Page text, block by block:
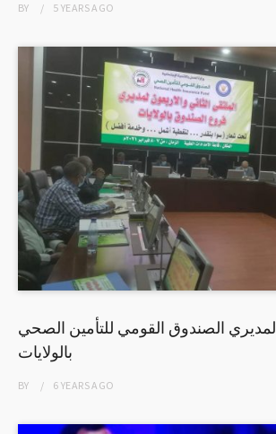
BY 5 YEARSAGO
الملتقى الـ42 لمديري الصندوق القومي للتأمين الصحي
بالولايات
BY 6 YEARSAGO